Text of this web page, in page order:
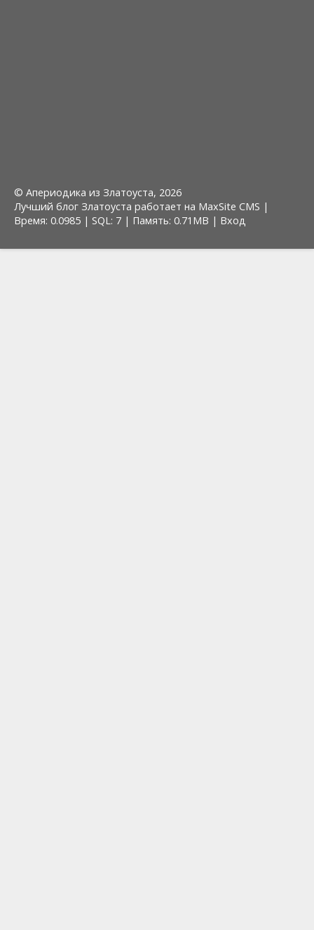
© Апериодика из Златоуста, 2026
Лучший блог Златоуста работает на MaxSite CMS |
Время: 0.0985 | SQL: 7 | Память: 0.71MB | Вход